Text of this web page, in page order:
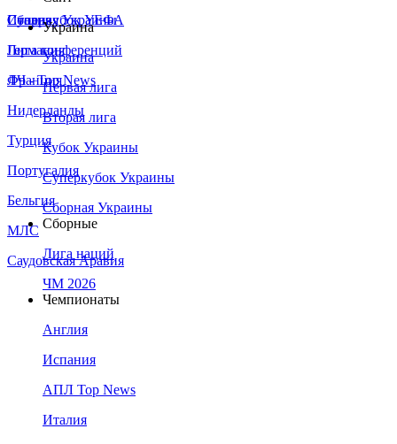
Сборная Украины
Италия
Германия
Франция
Нидерланды
Турция
Португалия
Бельгия
МЛС
Саудовская Аравия
Суперкубок УЕФА
Лига конференций
ЛЧ - Top News
Украина
Украина
Первая лига
Вторая лига
Кубок Украины
Суперкубок Украины
Сборная Украины
Сборные
Лига наций
ЧМ 2026
Чемпионаты
Англия
Испания
АПЛ Top News
Италия